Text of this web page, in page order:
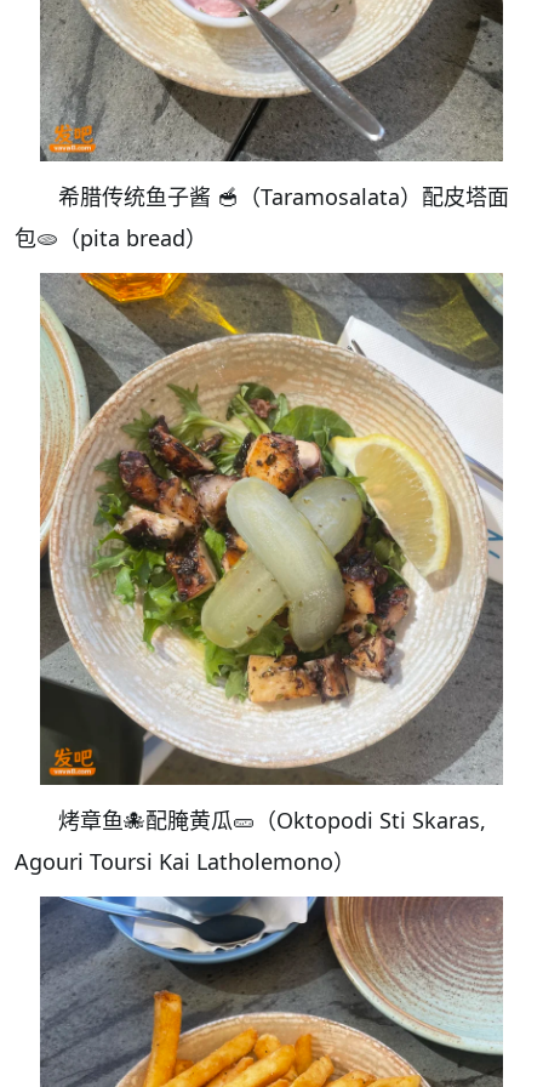
希腊传统鱼子酱 🥣（Taramosalata）配皮塔面
包🫓（pita bread）
烤章鱼🐙配腌黄瓜🥒（Oktopodi Sti Skaras,
Agouri Toursi Kai Latholemono）